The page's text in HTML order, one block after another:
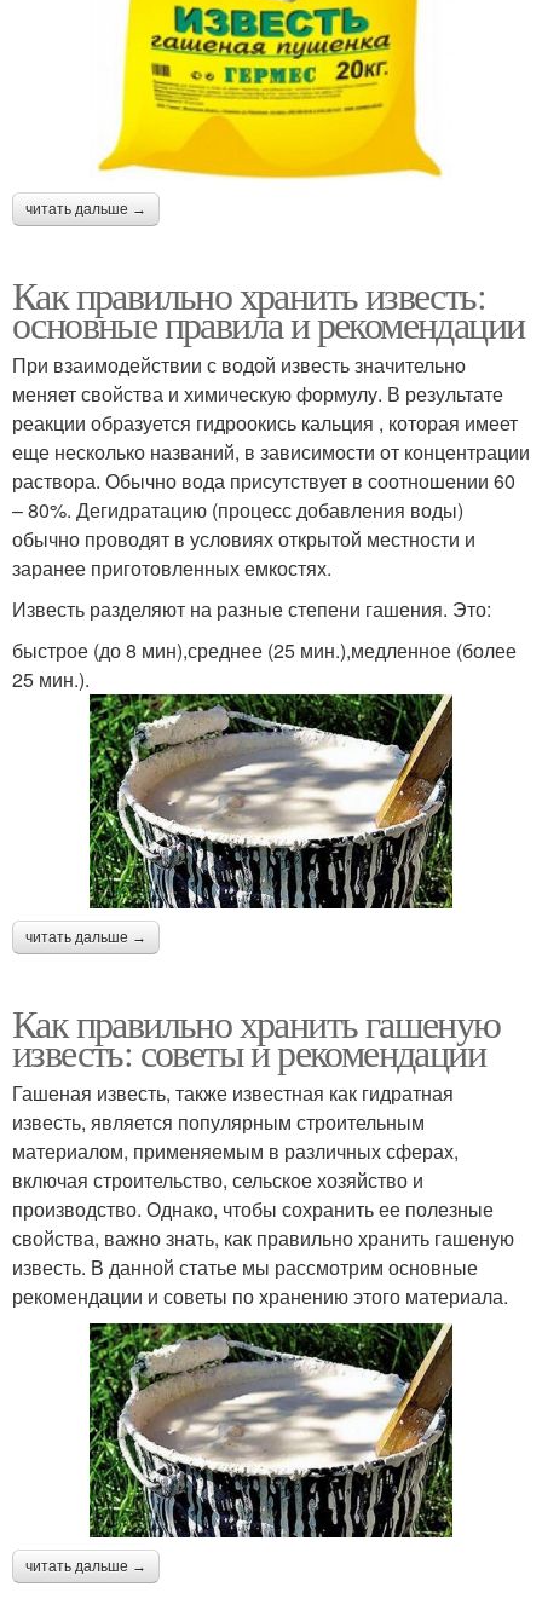
читать дальше →
Как правильно хранить известь:
основные правила и рекомендации
При взаимодействии с водой известь значительно
меняет свойства и химическую формулу. В результате
реакции образуется гидроокись кальция , которая имеет
еще несколько названий, в зависимости от концентрации
раствора. Обычно вода присутствует в соотношении 60
– 80%. Дегидратацию (процесс добавления воды)
обычно проводят в условиях открытой местности и
заранее приготовленных емкостях.
Известь разделяют на разные степени гашения. Это:
быстрое (до 8 мин),среднее (25 мин.),медленное (более
25 мин.).
читать дальше →
Как правильно хранить гашеную
известь: советы и рекомендации
Гашеная известь, также известная как гидратная
известь, является популярным строительным
материалом, применяемым в различных сферах,
включая строительство, сельское хозяйство и
производство. Однако, чтобы сохранить ее полезные
свойства, важно знать, как правильно хранить гашеную
известь. В данной статье мы рассмотрим основные
рекомендации и советы по хранению этого материала.
читать дальше →